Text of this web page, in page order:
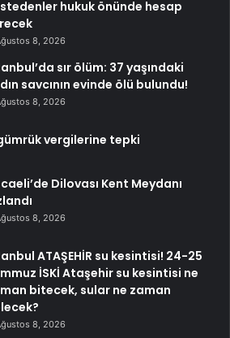
hukuk önünde hesap
8, 2026
sır ölüm: 37 yaşındaki
savcının evinde ölü bulundu!
8, 2026
gümrük vergilerine tepki
Dilovası Kent Meydanı
8, 2026
ATAŞEHİR su kesintisi! 24-25
İSKİ Ataşehir su kesintisi ne
bitecek, sular ne zaman
8, 2026